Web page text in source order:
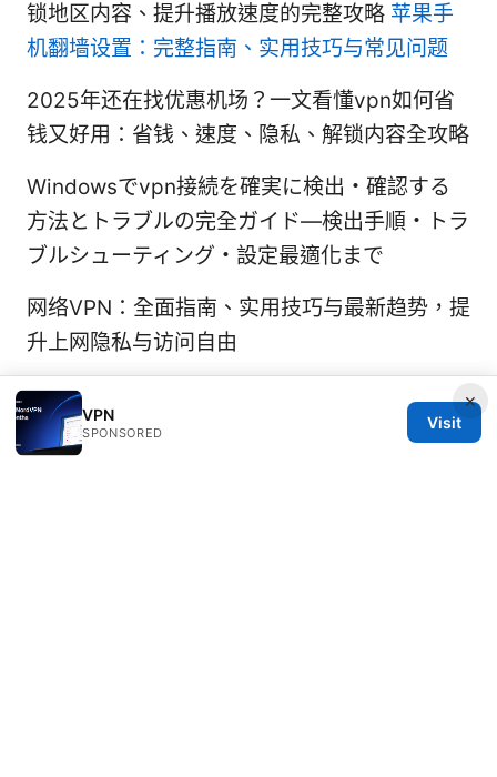
锁地区内容、提升播放速度的完整攻略 苹果手
机翻墙设置：完整指南、实用技巧与常见问题
2025年还在找优惠机场？一文看懂vpn如何省
钱又好用：省钱、速度、隐私、解锁内容全攻略
Windowsでvpn接続を確実に検出・確認する
方法とトラブルの完全ガイド—検出手順・トラ
ブルシューティング・設定最適化まで
网络VPN：全面指南、实用技巧与最新趋势，提
升上网隐私与访问自由
×
VPN
SPONSORED
Visit